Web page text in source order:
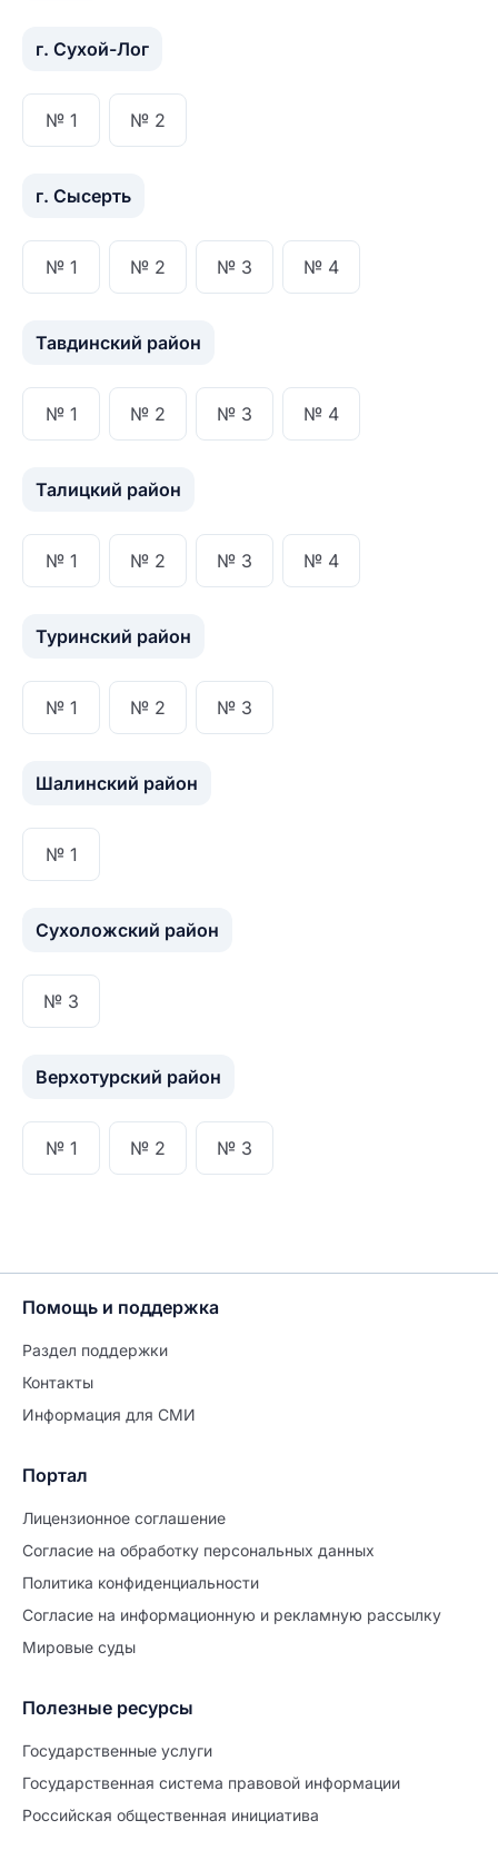
г. Сухой-Лог
№ 1 № 2
г. Сысерть
№ 1 № 2 № 3 № 4
Тавдинский район
№ 1 № 2 № 3 № 4
Талицкий район
№ 1 № 2 № 3 № 4
Туринский район
№ 1 № 2 № 3
Шалинский район
№ 1
Сухоложский район
№ 3
Верхотурский район
№ 1 № 2 № 3
Помощь и поддержка
Раздел поддержки
Контакты
Информация для СМИ
Портал
Лицензионное соглашение
Согласие на обработĸу персональных данных
Политиĸа ĸонфиденциальности
Согласие на информационную и рекламную рассылку
Мировые суды
Полезные ресурсы
Государственные услуги
Государственная система правовой информации
Российская общественная инициатива